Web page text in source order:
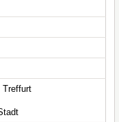
Treffurt